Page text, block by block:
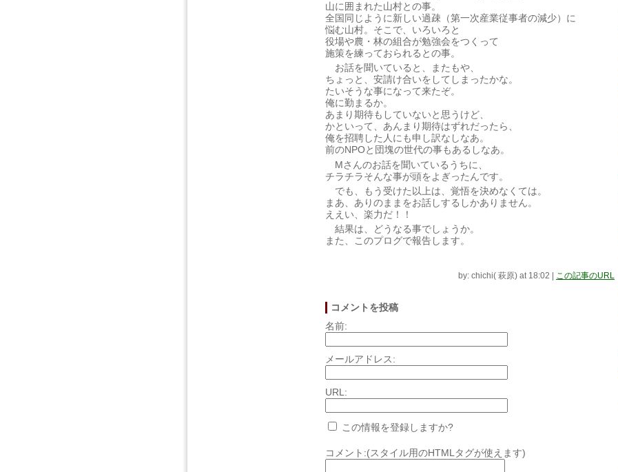
山に囲まれた山村との事。
全国同じように新しい過疎（第一次産業従事者の減少）に
悩む山村。そこで、いろいろと
役場や農・林の組合が勉強会をつくって
施策を練っておられるとの事。
お話を聞いていると、またもや、
ちょっと、安請け合いをしてしまったかな。
たいそうな事になって来たぞ。
俺に勤まるか。
あまり期待もしていないと思うけど、
かといって、あんまり期待はずれだったら、
俺を招聘した人にも申し訳なしなあ。
前のNPOと団塊の世代の事もあるしなあ。
Mさんのお話を聞いているうちに、
チラチラそんな事が頭をよぎったんです。
でも、もう受けた以上は、覚悟を決めなくては。
まあ、ありのままをお話しするしかありません。
ええい、楽力だ！！
結果は、どうなる事でしょうか。
また、このプログで報告します。
by: chichi( 萩原) at 18:02 この記事のURL
コメントを投稿
名前:
メールアドレス:
URL:
この情報を登録しますか?
コメント:(スタイル用のHTMLタグが使えます)